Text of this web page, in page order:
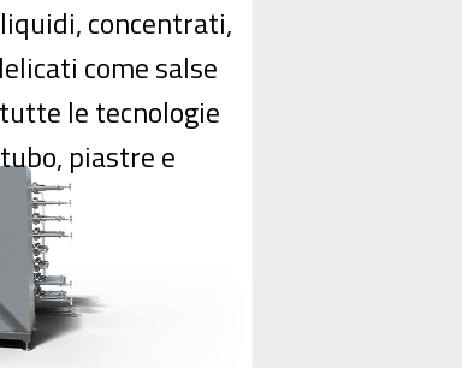
concentrati,
come salse
le tecnologie
piastre e